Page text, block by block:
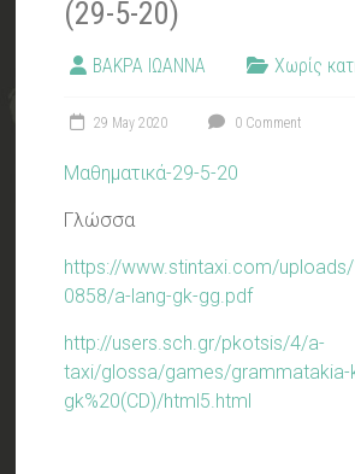
(29-5-20)
ΒΑΚΡΑ ΙΩΑΝΝΑ Χωρίς
29 May 2020 0 Comment
Μαθηματικά-29-5-20
Γλώσσα
https://www.stintaxi.com/
0858/a-lang-gk-gg.pdf
http://users.sch.gr/pkotsis/4/a-
taxi/glossa/games/grammatakia-
gk%20(CD)/html5.html